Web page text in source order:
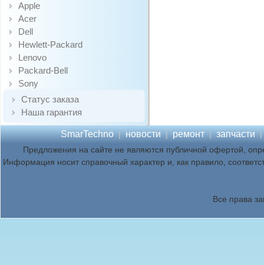
Apple
Acer
Dell
Hewlett-Packard
Lenovo
Packard-Bell
Sony
Статус заказа
Наша гарантия
SmarTechno | новости | ремонт | запчасти |
Предложения на сайте не являются публичной офертой,
Информация носит справочный характер и, как правило,
Все права